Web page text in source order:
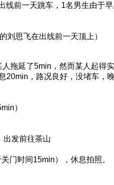
前一天跳车，1名男生由于早
刘思飞在出线前一天顶上）
拖延了5min，然而某人起得
，路况良好，没堵车，晚
）
出发前往茶山
门时间15min），休息拍照。